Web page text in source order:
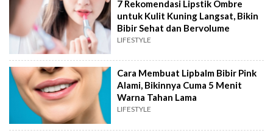
7 Rekomendasi Lipstik Ombre
untuk Kulit Kuning Langsat, Bikin
Bibir Sehat dan Bervolume
LIFESTYLE
Cara Membuat Lipbalm Bibir Pink
Alami, Bikinnya Cuma 5 Menit
Warna Tahan Lama
LIFESTYLE